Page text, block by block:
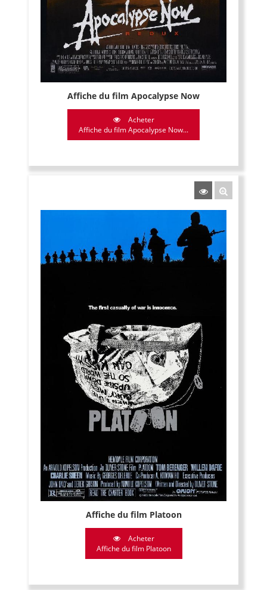
Affiche du film Apocalypse Now
Acheter
Affiche du film Apocalypse Now...
Affiche du film Platoon
Acheter
Affiche du film Platoon